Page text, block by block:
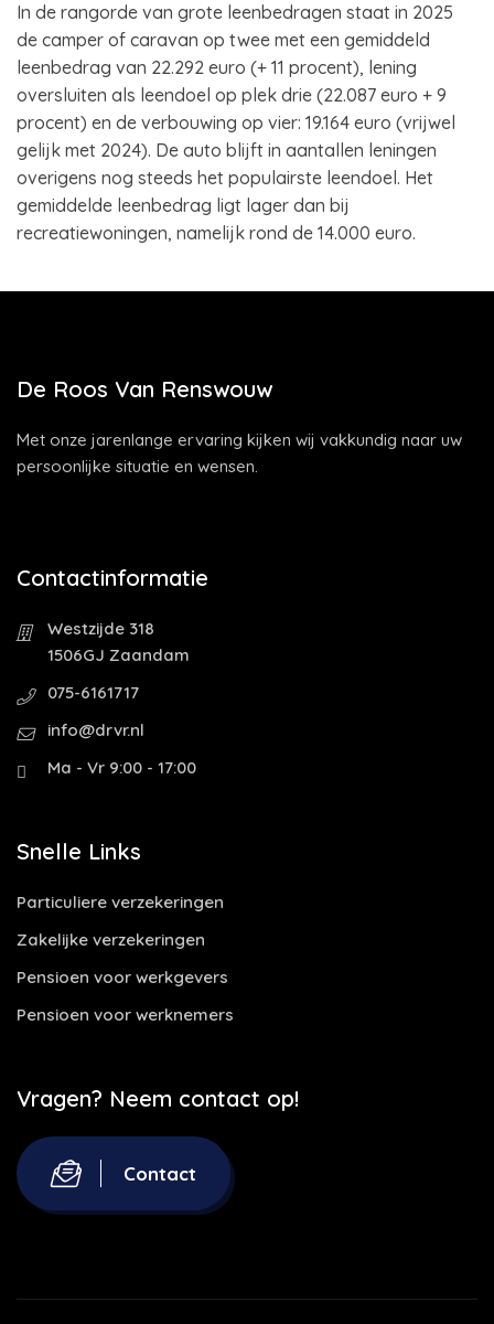
In de rangorde van grote leenbedragen staat in 2025
de camper of caravan op twee met een gemiddeld
leenbedrag van 22.292 euro (+ 11 procent), lening
oversluiten als leendoel op plek drie (22.087 euro + 9
procent) en de verbouwing op vier: 19.164 euro (vrijwel
gelijk met 2024). De auto blijft in aantallen leningen
overigens nog steeds het populairste leendoel. Het
gemiddelde leenbedrag ligt lager dan bij
recreatiewoningen, namelijk rond de 14.000 euro.
De Roos Van Renswouw
Met onze jarenlange ervaring kijken wij vakkundig naar uw
persoonlijke situatie en wensen.
Contactinformatie
Westzijde 318
1506GJ Zaandam
075-6161717
info@drvr.nl
Ma - Vr 9:00 - 17:00
Snelle Links
Particuliere verzekeringen
Zakelijke verzekeringen
Pensioen voor werkgevers
Pensioen voor werknemers
Vragen? Neem contact op!
Contact